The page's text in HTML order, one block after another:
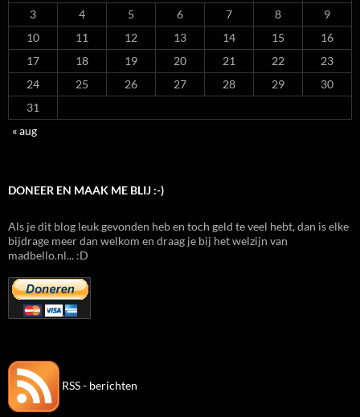
3
4 5 6 7 8
9
10
11 12 13 14 15
16
17
18 19 20 21 22
23
24
25 26 27 28 29
30
31
« aug
DONEER EN MAAK ME BLIJ :-)
Als je dit blog leuk gevonden heb en toch geld te veel hebt, dan is elke
bijdrage meer dan welkom en draag je bij het welzijn van
madbello.nl... :D
RSS - berichten